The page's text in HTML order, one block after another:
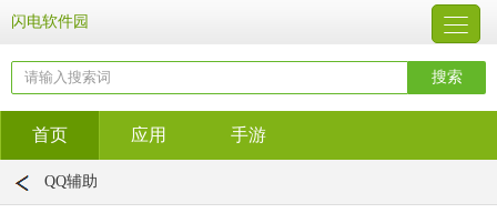
闪电软件园
首页 应用 手游
QQ辅助